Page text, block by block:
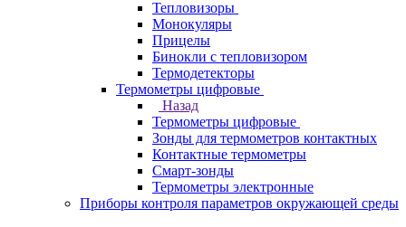
Тепловизоры
Монокуляры
Прицелы
Бинокли с тепловизором
Термодетекторы
Термометры цифровые
Назад
Термометры цифровые
Зонды для термометров контактных
Контактные термометры
Смарт-зонды
Термометры электронные
Приборы контроля параметров окружающей среды